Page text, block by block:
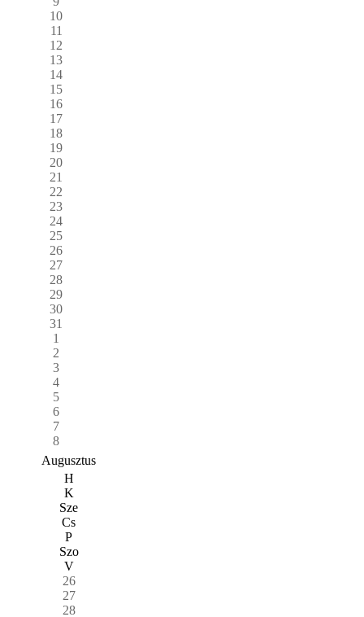
10
11
12
13
14
15
16
17
18
19
20
21
22
23
24
25
26
27
28
29
30
31
1
2
3
4
5
6
7
8
Augusztus
H
K
Sze
Cs
P
Szo
V
26
27
28